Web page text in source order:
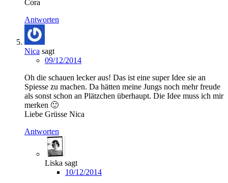
Cora
Antworten
Nica sagt
09/12/2014
Oh die schauen lecker aus! Das ist eine super Idee sie an
Spiesse zu machen. Da hätten meine Jungs noch mehr freude
als sonst schon an Plätzchen überhaupt. Die Idee muss ich mir
merken 🙂
Liebe Grüsse Nica
Antworten
Liska sagt
10/12/2014